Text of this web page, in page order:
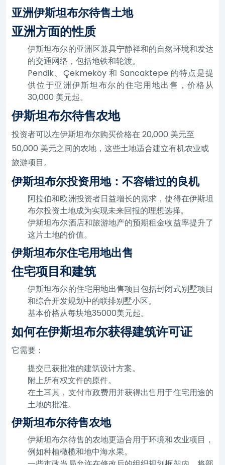
亚洲伊斯坦布尔待售土地
亚洲方面的性质
伊斯坦布尔的亚洲区兼具宁静祥和的自然环境和发达
的交通网络，包括地铁和轮渡。
Pendik、Çekmeköy 和 Sancaktepe 的特点是提
供位于亚洲伊斯坦布尔的住宅用地出售，价格从
30,000 美元起。
伊斯坦布尔待售农地
投资者可以在伊斯坦布尔购买价格在 20,000 美元至
50,000 美元之间的农地，这些土地适合建立有机农业或
旅游项目。
伊斯坦布尔投资用地：不容错过的良机
阿拉伯和欧洲投资者日益增长的需求，使得在伊斯坦
布尔投资土地成为实现未来回报的理想选择。
伊斯坦布尔酒店和旅游地产的预期租金收益率提升了
这片土地的价值。
伊斯坦布尔住宅用地出售
住宅项目和建筑
伊斯坦布尔的住宅用地出售项目包括封闭式别墅项目
和综合开发规划中的联排别墅小区。
基本价格从每块地35000美元起。
如何在伊斯坦布尔获得建筑许可证
它需要：
提交已获批准的建筑设计方案。
附上所有权文件的原件。
在土耳其，支付市政费用并获得出售用于住宅用途的
土地的批准。
伊斯坦布尔待售农地
伊斯坦布尔待售的农地更适合用于环境和农业项目，
例如种植橄榄和地中海水果。